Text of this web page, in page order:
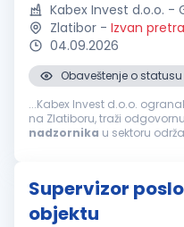
Kabex Invest d.o.o. -
Zlatibor - Izvan
04.09.2026
Obaveštenje o
...Kabex Invest d.o.o.
na Zlatiboru, traži
nadzornika u sektoru
Supervizor
objektu